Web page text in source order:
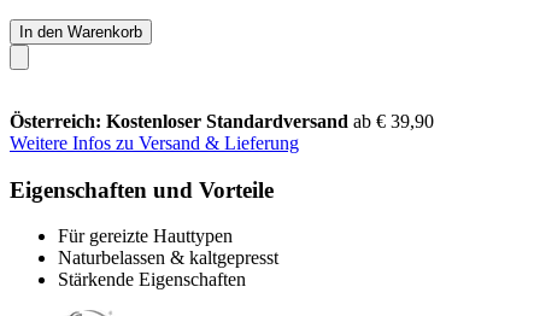
In den Warenkorb
Österreich: Kostenloser Standardversand ab € 39,90
Weitere Infos zu Versand & Lieferung
Eigenschaften und Vorteile
Für gereizte Hauttypen
Naturbelassen & kaltgepresst
Stärkende Eigenschaften